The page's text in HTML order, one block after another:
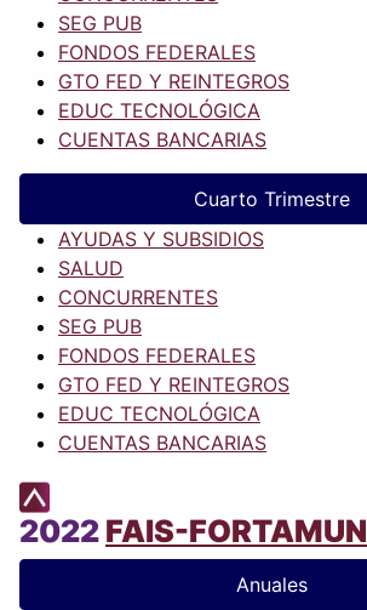
SEG PUB
FONDOS FEDERALES
GTO FED Y REINTEGROS
EDUC TECNOLÓGICA
CUENTAS BANCARIAS
Cuarto Trimestre
AYUDAS Y SUBSIDIOS
SALUD
CONCURRENTES
SEG PUB
FONDOS FEDERALES
GTO FED Y REINTEGROS
EDUC TECNOLÓGICA
CUENTAS BANCARIAS
2022 FAIS-FORTAMUN
Anuales